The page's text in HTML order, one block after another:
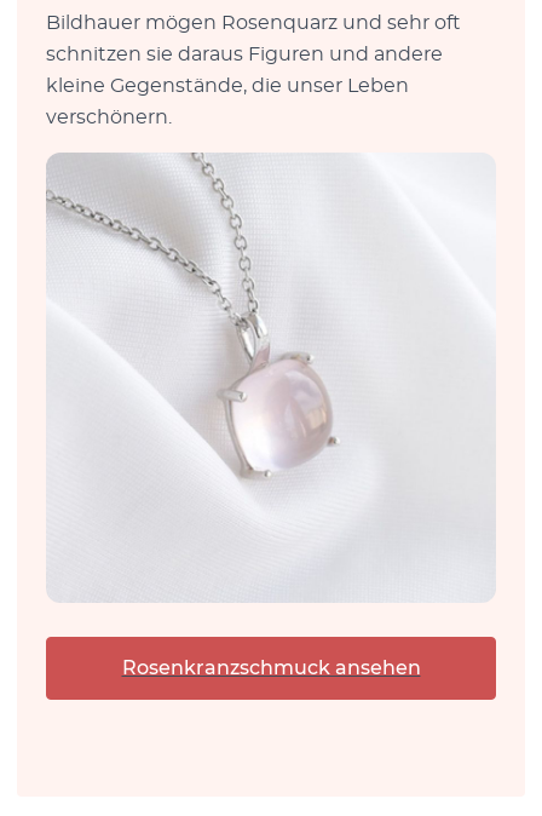
Bildhauer mögen Rosenquarz und sehr oft
schnitzen sie daraus Figuren und andere
kleine Gegenstände, die unser Leben
verschönern.
Rosenkranzschmuck ansehen